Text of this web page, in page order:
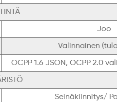
Joo
Valinnainen
OCPP 1.6 JSON, OCPP 2.0
Seinäkiinnitys/